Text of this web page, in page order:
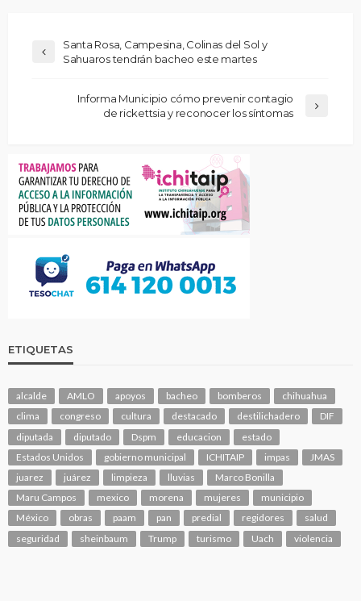
Santa Rosa, Campesina, Colinas del Sol y
Sahuaros tendrán bacheo este martes
Informa Municipio cómo prevenir contagio
de rickettsia y reconocer los síntomas
ETIQUETAS
alcalde AMLO apoyos bacheo bomberos
chihuahua
clima
congreso cultura destacado destilichadero
DIF
diputada
diputado Dspm educacion
estado
Estados Unidos
gobierno municipal ICHITAIP impas
JMAS
juarez
juárez limpieza lluvias
Marco Bonilla
Maru Campos
mexico morena mujeres
municipio
México
obras paam pan predial regidores
salud
seguridad
sheinbaum Trump turismo Uach violencia